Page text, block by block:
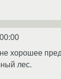
хорошее
лес.